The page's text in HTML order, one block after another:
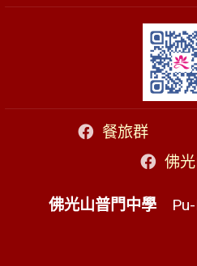
餐旅群
佛
佛光山普門中學 Pu-